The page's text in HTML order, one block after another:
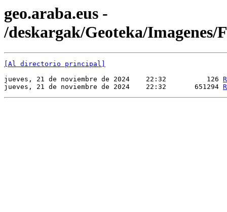
geo.araba.eus -
/deskargak/Geoteka/Imagenes/
[Al directorio principal]
jueves, 21 de noviembre de 2024    22:32          126
jueves, 21 de noviembre de 2024    22:32       651294